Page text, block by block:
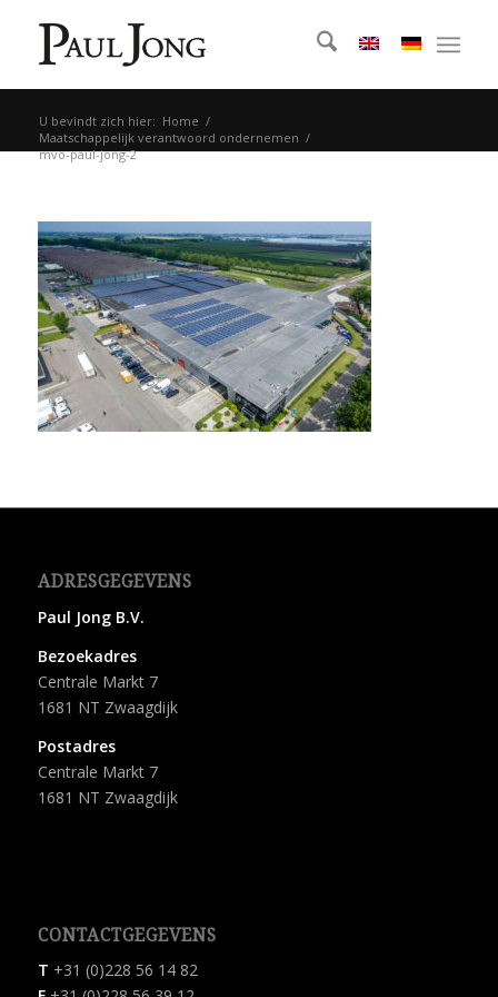
U bevindt zich hier: Home /
Maatschappelijk verantwoord ondernemen /
mvo-paul-jong-2
ADRESGEGEVENS
Paul Jong B.V.
Bezoekadres
Centrale Markt 7
1681 NT Zwaagdijk
Postadres
Centrale Markt 7
1681 NT Zwaagdijk
CONTACTGEGEVENS
T +31 (0)228 56 14 82